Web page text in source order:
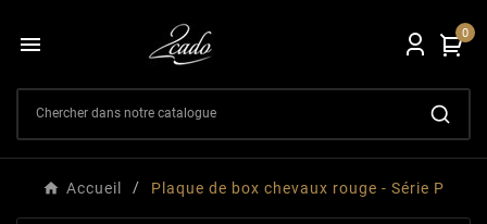
 0
Accueil Plaque de box chevaux rouge - Série P